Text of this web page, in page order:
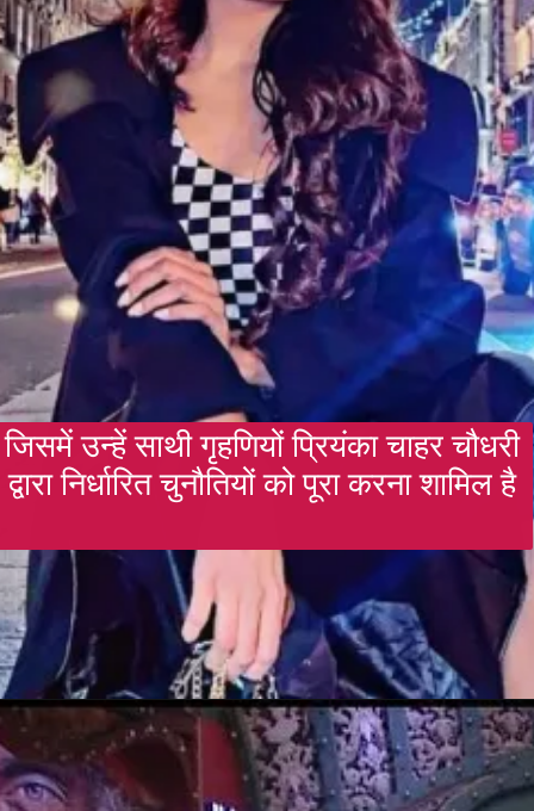
जिसमें उन्हें साथी गृहणियों प्रियंका चाहर चौधरी
द्वारा निर्धारित चुनौतियों को पूरा करना शामिल है
Opening https://gazetapost.com/salman-khan-charge-rs-1000-crore-for-hosting-bigg-boss-16/57822/